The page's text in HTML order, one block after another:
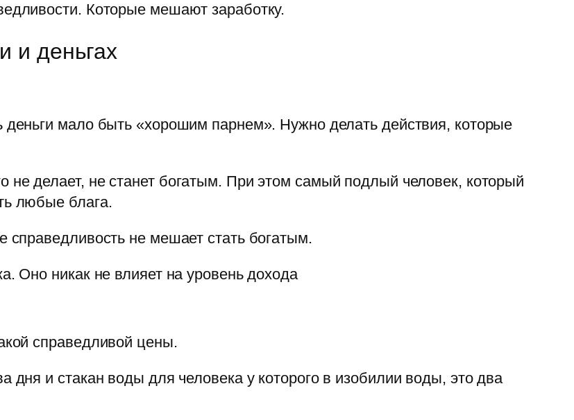
Которые мешают заработку.
и деньгах
мало быть «хорошим парнем». Нужно делать действия, которые
не делает, не станет богатым. При этом самый подлый человек, который
любые блага.
справедливость не мешает стать богатым.
Оно никак не влияет на уровень дохода
справедливой цены.
дня и стакан воды для человека у которого в изобилии воды, это два